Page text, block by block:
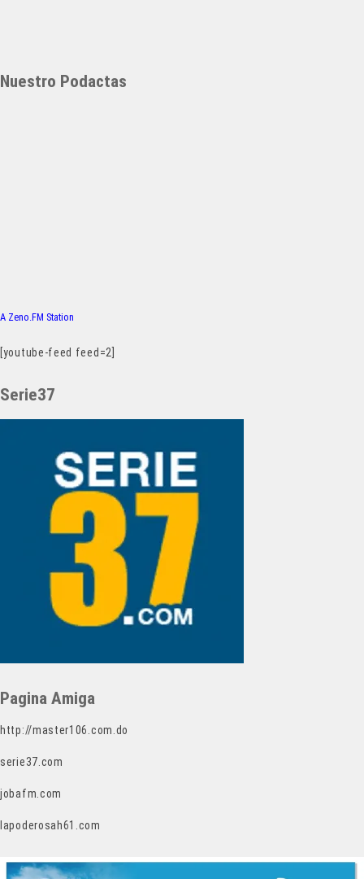
Nuestro Podactas
A Zeno.FM Station
[youtube-feed feed=2]
Serie37
Pagina Amiga
http://master106.com.do
serie37.com
jobafm.com
lapoderosah61.com